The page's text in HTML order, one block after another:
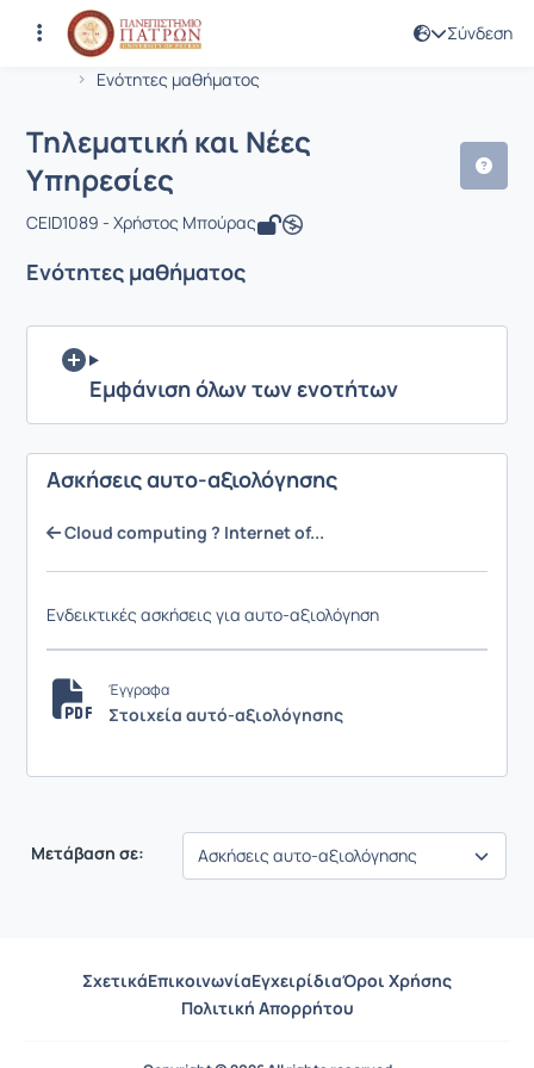
Σύνδεση
Αρχική Σελίδα
Ενότητες μαθήματος
Μάθημα : Τηλεματική και Νέες
Κωδικός : CEID1089
Τηλεματική και Νέες
Υπηρεσίες
CEID1089 - Χρήστος Μπούρας
Ενότητες μαθήματος
Εμφάνιση όλων των ενοτήτων
Ασκήσεις αυτο-αξιολόγησης
Cloud computing ? Ιnternet of...
Ενδεικτικές ασκήσεις για αυτο-αξιολόγηση
Έγγραφα
Στοιχεία αυτό-αξιολόγησης
Μετάβαση σε:
ΣχετικάΕπικοινωνίαΕγχειρίδιαΌροι Χρήσης
Πολιτική Απορρήτου